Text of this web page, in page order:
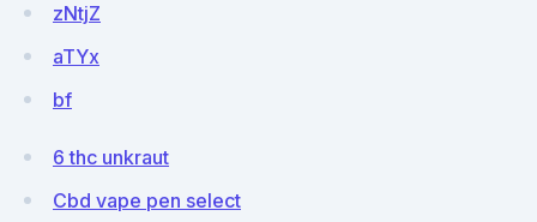
zNtjZ
aTYx
bf
6 thc unkraut
Cbd vape pen select